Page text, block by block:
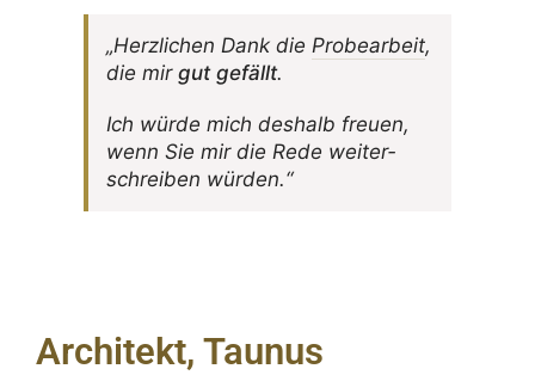
„Herz­li­chen Dank die Probe­ar­beit,
die mir gut gefällt.
Ich würde mich deshalb freuen,
wenn Sie mir die Rede weiter­
schreiben würden.“
Architekt, Taunus